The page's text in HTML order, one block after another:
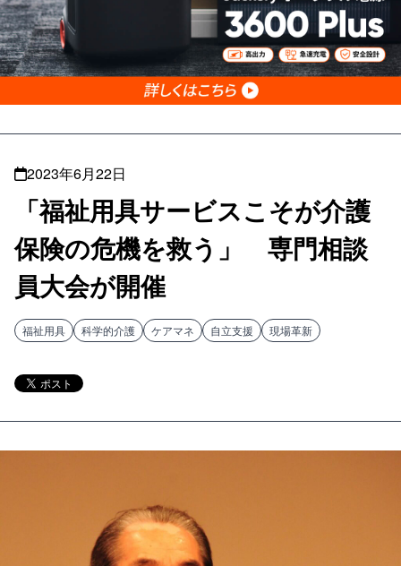
2023年6月22日
「福祉用具サービスこそが介護
保険の危機を救う」 専門相談
員大会が開催
福祉用具 科学的介護 ケアマネ 自立支援 現場革新